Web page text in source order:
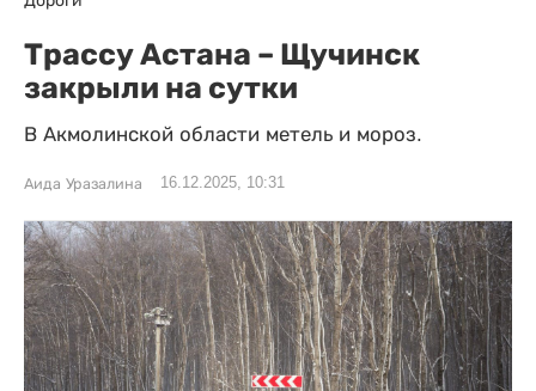
Трассу Астана – Щучинск
закрыли на сутки
В Акмолинской области метель и мороз.
Аида Уразалина 16.12.2025, 10:31